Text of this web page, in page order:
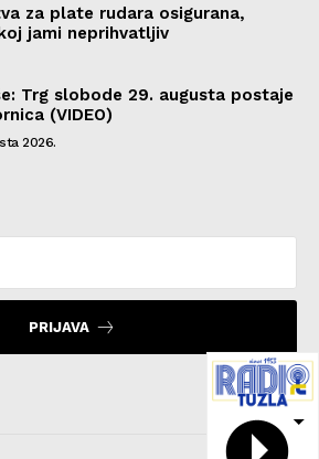
za plate rudara osigurana,
jami neprihvatljiv
Trg slobode 29. augusta postaje
(VIDEO)
2026.
PRIJAVA